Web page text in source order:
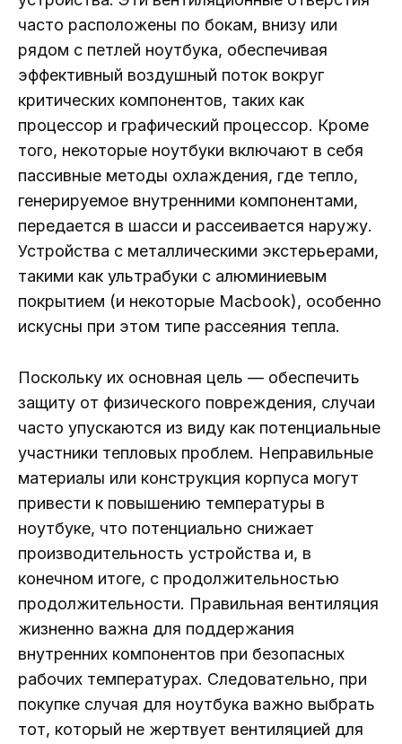
часто расположены по бокам, внизу или
рядом с петлей ноутбука, обеспечивая
эффективный воздушный поток вокруг
критических компонентов, таких как
процессор и графический процессор. Кроме
того, некоторые ноутбуки включают в себя
пассивные методы охлаждения, где тепло,
генерируемое внутренними компонентами,
передается в шасси и рассеивается наружу.
Устройства с металлическими экстерьерами,
такими как ультрабуки с алюминиевым
покрытием (и некоторые Macbook), особенно
искусны при этом типе рассеяния тепла.
Поскольку их основная цель — обеспечить
защиту от физического повреждения, случаи
часто упускаются из виду как потенциальные
участники тепловых проблем. Неправильные
материалы или конструкция корпуса могут
привести к повышению температуры в
ноутбуке, что потенциально снижает
производительность устройства и, в
конечном итоге, с продолжительностью
продолжительности. Правильная вентиляция
жизненно важна для поддержания
внутренних компонентов при безопасных
рабочих температурах. Следовательно, при
покупке случая для ноутбука важно выбрать
тот, который не жертвует вентиляцией для